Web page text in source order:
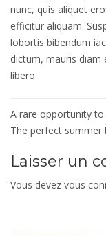
nunc, quis aliquet
efficitur aliquam.
lobortis bibendum
dictum, mauris diam
libero.
Navigation
de
l’article
A rare opportunity
The perfect summer
Laisser un
Vous devez vous